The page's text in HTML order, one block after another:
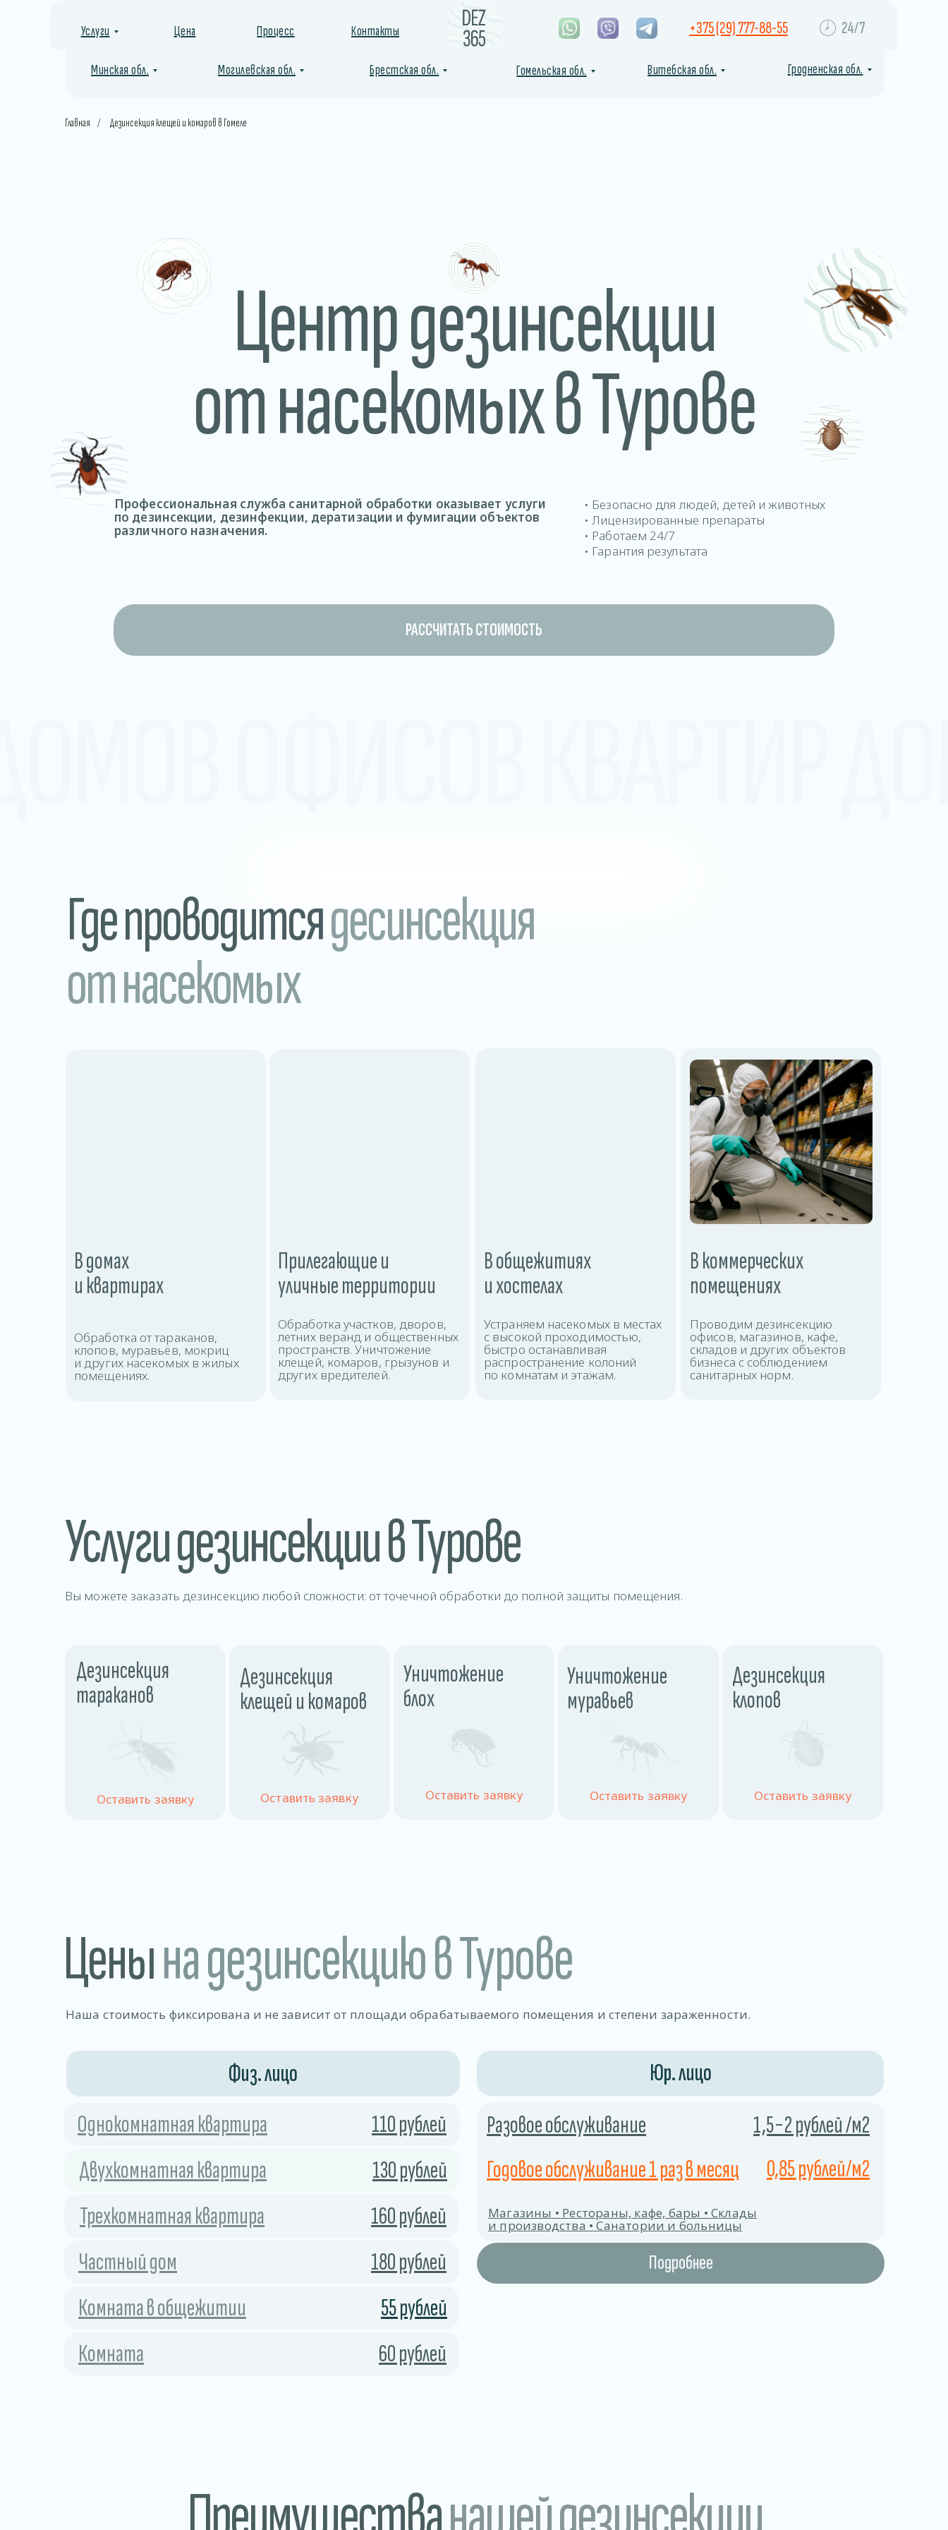
+375 (29) 777-88-55
Услуги Процесс Контакты 24/7
Цена
Могилевская обл.
Минская обл. Брестская обл. Гомельская обл. Гродненская обл.
Витебская обл.
Главная / Дезинсекция клещей и комаров в Гомеле
Центр дезинсекции
от насекомых в Турове
РАССЧИТАТЬ СТОИМОСТЬ
• Безопасно для людей, детей и животных
• Лицензированные препараты
• Работаем 24/7
• Гарантия результата
Профессиональная служба санитарной обработки оказывает услуги
по дезинсекции, дезинфекции, дератизации и фумигации объектов
различного назначения.
Где проводитсядесинсекция
от насекомых
В общежитиях
и хостелах
В коммерческих
помещениях
Проводим дезинсекцию
офисов, магазинов, кафе,
складов и других объектов
бизнеса с соблюдением
санитарных норм.
Устраняем насекомых в местах
с высокой проходимостью,
быстро останавливая
распространение колоний
по комнатам и этажам.
Прилегающие и
уличные территории
Обработка участков, дворов,
летних веранд и общественных
пространств. Уничтожение
клещей, комаров, грызунов и
других вредителей.
В домах
и квартирах
Обработка от тараканов,
клопов, муравьёв, мокриц
и других насекомых в жилых
помещениях.
Вы можете заказать дезинсекцию любой сложности: от точечной обработки до полной защиты помещения.
Услуги дезинсекции в Турове
Оставить заявку
Дезинсекция
тараканов
Оставить заявку
Дезинсекция
клопов
Оставить заявку
Дезинсекция
клещей и комаров
Оставить заявку
Уничтожение
блох
Оставить заявку
Уничтожение
муравьев
Ценына дезинсекцию в Турове
Наша стоимость фиксирована и не зависит от площади обрабатываемого помещения и степени зараженности.
Юр. лицо
Физ. лицо
Однокомнатная квартира
110 рублей
Трехкомнатная квартира 160 рублей
Двухкомнатная квартира 130 рублей
Частный дом
180 рублей
Комната в общежитии
55 рублей
Комната
Магазины • Рестораны, кафе, бары • Склады
и производства • Санатории и больницы
60 рублей
0,85 рублей/м2
Подробнее
Годовое обслуживание 1 раз в месяц
Разовое обслуживание 1,5−2 рублей /м2